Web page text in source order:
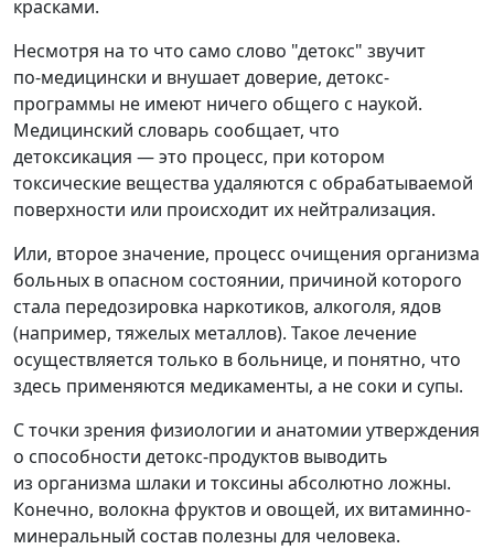
красками.
Несмотря на то что само слово "детокс" звучит
по‑медицински и внушает доверие, детокс-
программы не имеют ничего общего с наукой.
Медицинский словарь сообщает, что
детоксикация — это процесс, при котором
токсические вещества удаляются с обрабатываемой
поверхности или происходит их нейтрализация.
Или, второе значение, процесс очищения организма
больных в опасном состоянии, причиной которого
стала передозировка наркотиков, алкоголя, ядов
(например, тяжелых металлов). Такое лечение
осуществляется только в больнице, и понятно, что
здесь применяются медикаменты, а не соки и супы.
С точки зрения физиологии и анатомии утверждения
о способности детокс-продуктов выводить
из организма шлаки и токсины абсолютно ложны.
Конечно, волокна фруктов и овощей, их витаминно-
минеральный состав полезны для человека.